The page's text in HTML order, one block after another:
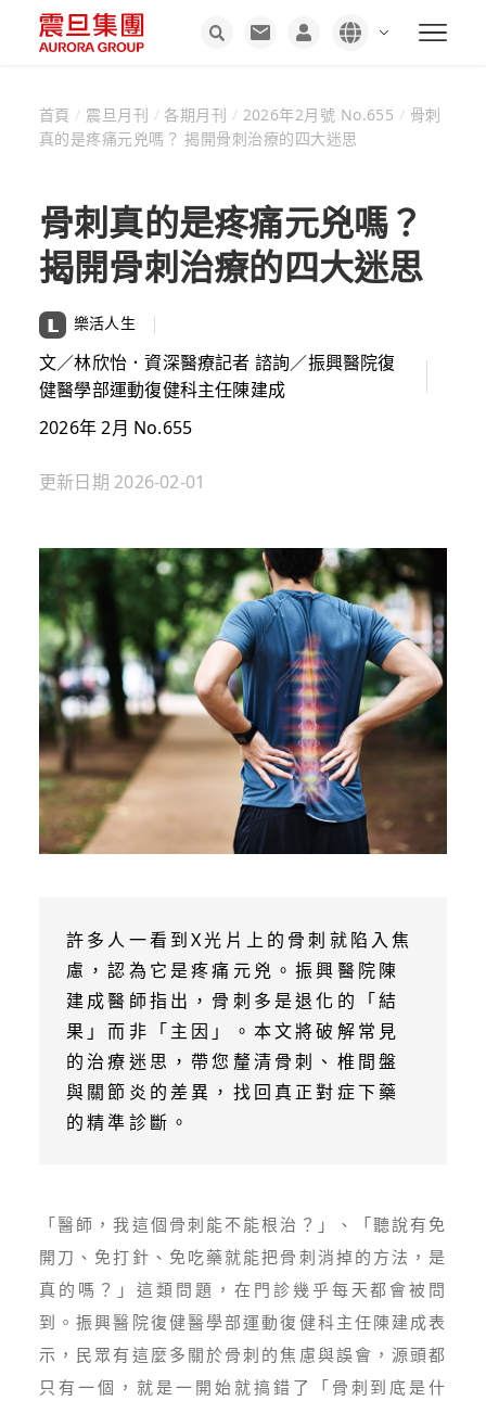
首頁 / 震旦月刊 /各期月刊 / 2026年2月號 No.655 / 骨刺
真的是疼痛元兇嗎？ 揭開骨刺治療的四大迷思
骨刺真的是疼痛元兇嗎？
揭開骨刺治療的四大迷思
樂活人生
文／林欣怡．資深醫療記者 諮詢／振興醫院復
健醫學部運動復健科主任陳建成
2026年 2月 No.655
更新日期 2026-02-01
許多人一看到X光片上的骨刺就陷入焦
慮，認為它是疼痛元兇。振興醫院陳
建成醫師指出，骨刺多是退化的「結
果」而非「主因」。本文將破解常見
的治療迷思，帶您釐清骨刺、椎間盤
與關節炎的差異，找回真正對症下藥
的精準診斷。
「醫師，我這個骨刺能不能根治？」、「聽說有免
開刀、免打針、免吃藥就能把骨刺消掉的方法，是
真的嗎？」這類問題，在門診幾乎每天都會被問
到。振興醫院復健醫學部運動復健科主任陳建成表
示，民眾有這麼多關於骨刺的焦慮與誤會，源頭都
只有一個，就是一開始就搞錯了「骨刺到底是什